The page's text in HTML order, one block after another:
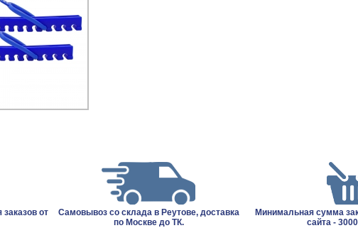
от
Самовывоз со склада в Реутове, доставка
по Москве до ТК.
Минимальная сумма
сайта -